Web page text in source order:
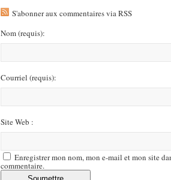
S'abonner aux commentaires via RSS
Nom(requis):
Courriel (requis):
Site Web :
Enregistrer mon nom, mon e-mail et mon site
commentaire.